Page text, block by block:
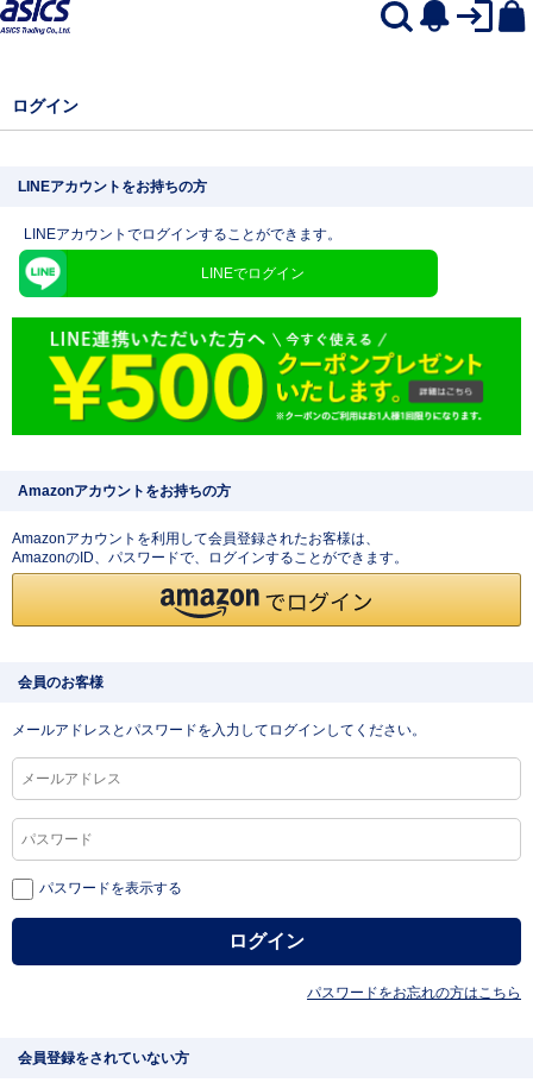
ログイン
LINEアカウントをお持ちの方
LINEアカウントでログインすることができます。
LINEでログイン
Amazonアカウントをお持ちの方
Amazonアカウントを利用して会員登録されたお客様は、
AmazonのID、パスワードで、ログインすることができます。
会員のお客様
メールアドレスとパスワードを入力してログインしてください。
パスワードを表示する
パスワードをお忘れの方はこちら
会員登録をされていない方